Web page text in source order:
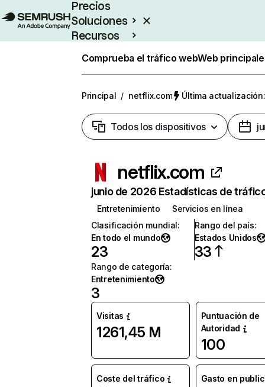
Precios
Soluciones
Recursos
Comprueba el tráfico webWeb
Principal / netflix.com Última
Todos los dispositivos
netflix.com
junio de 2026 Estadísticas de
Entretenimiento
Servicios en línea
Clasificación mundial:
En todo el mundo
23
Rango del país:
Estados Unidos
33
Rango de categoría:
Entretenimiento
3
Visitas
1261,45 M
Puntuación de
Autoridad
100
Coste del tráfico Gasto en